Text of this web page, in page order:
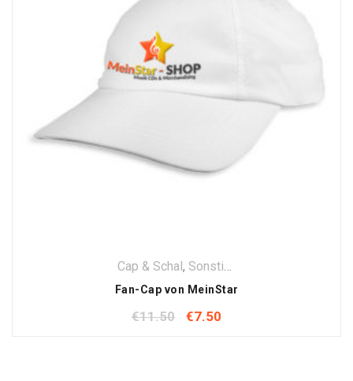
Cap & Schal, Sonstige Fanartikel
Fan-Cap von MeinStar
€11.50 €7.50